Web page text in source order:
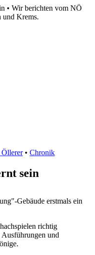
• Wir berichten vom NÖ
und Krems.
Öllerer • Chronik
sein
Gebäude erstmals ein
richtig
und